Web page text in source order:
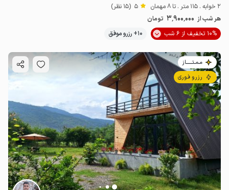
2 خوابه . 115 متر . تا 8 مهمان 5 (15 نظر)
هر شب از 3٬900٬000 تومان
10% تخفیف از 6 شب
10+ رزرو موفق
مـمـتــــــاز
رزرو فوری